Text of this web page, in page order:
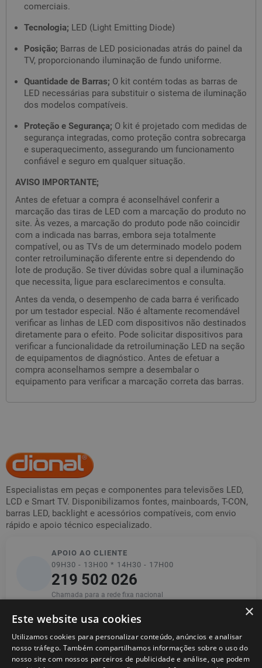
comerciais.
Tecnologia; LED (Light Emitting Diode)
Posição; Barras de LED posicionadas atrás do painel da
TV, proporcionando iluminação de fundo uniforme.
Quantidade de Barras; O kit contém todas as barras de
LED necessárias para substituir o sistema de iluminação
dos modelos compatíveis.
Proteção e Segurança; O kit é projetado com medidas de
segurança integradas, como proteção contra sobrecarga
e superaquecimento, assegurando um funcionamento
confiável e seguro em qualquer situação.
AVISO IMPORTANTE;
Antes de efetuar a compra é aconselhável conferir a
marcação das tiras de LED com a marcação do produto no
site. Às vezes, a marcação do produto pode não coincidir
com a indicada nas barras, embora seja totalmente
compatível, ou as TVs de um determinado modelo podem
conter retroiluminação diferente entre si dependendo do
lote de produção. Se tiver dúvidas sobre qual a iluminação
que necessita, ligue para esclarecimentos e consulta.
Antes da venda, o desempenho de cada barra é verificado
por um testador especial. Não é altamente recomendável
verificar as linhas de LED com dispositivos não destinados
diretamente para o efeito. Pode solicitar dispositivos para
verificar a funcionalidade da retroiluminação LED na seção
de equipamentos de diagnóstico. Antes de efetuar a
compra aconselhamos sempre a desembalar o
equipamento para verificar a marcação correta das barras.
Especialistas em peças e componentes para televisões LED,
LCD e Smart TV. Disponibilizamos fontes, mainboards, T-CON,
barras LED, backlight e acessórios compatíveis, com envio
rápido e apoio técnico especializado.
APOIO AO CLIENTE
09H30 - 13H00 * 14H30 - 17H00
219 502 026
Chamada para a rede fixa nacional
Informações
×
Este website usa cookies
Utilizamos cookies para personalizar conteúdo, anúncios e analisar
nosso tráfego. Também compartilhamos informações sobre o uso do
nosso site com nossos parceiros de publicidade e análise, que podem